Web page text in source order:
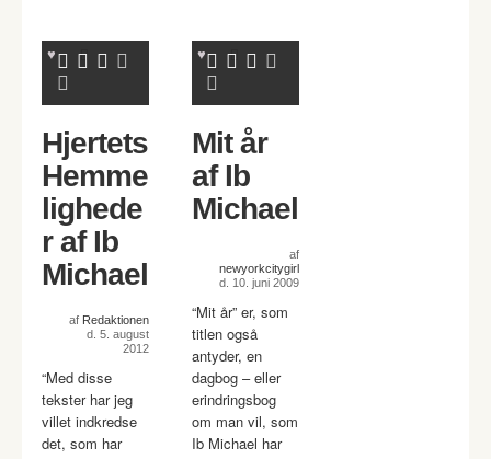
Hjertets
Hemme
lighede
r af Ib
Michael
af Redaktionen
d. 5. august
2012
“Med disse
tekster har jeg
villet indkredse
det, som har
Mit år
af Ib
Michael
af
newyorkcitygirl
d. 10. juni 2009
“Mit år” er, som
titlen også
antyder, en
dagbog – eller
erindringsbog
om man vil, som
Ib Michael har